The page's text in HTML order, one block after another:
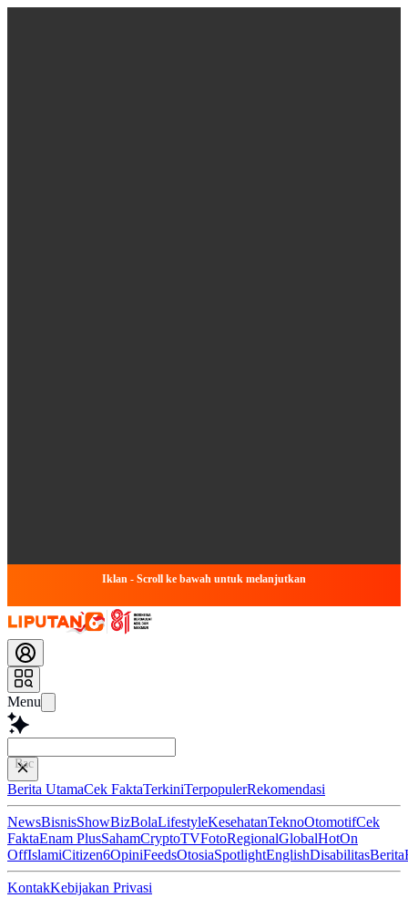
Iklan - Scroll ke bawah untuk melanjutkan
Menu
Baca lebih cepat...
Berita UtamaCek FaktaTerkiniTerpopulerRekomendasi
NewsBisnisShowBizBolaLifestyleKesehatanTeknoOtomotifCek
FaktaEnam PlusSahamCryptoTVFotoRegionalGlobalHotOn
OffIslamiCitizen6OpiniFeedsOtosiaSpotlightEnglishDisabilitasBerita
KontakKebijakan Privasi